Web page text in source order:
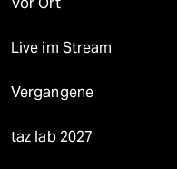
Live im Stream
Vergangene
taz lab 2027